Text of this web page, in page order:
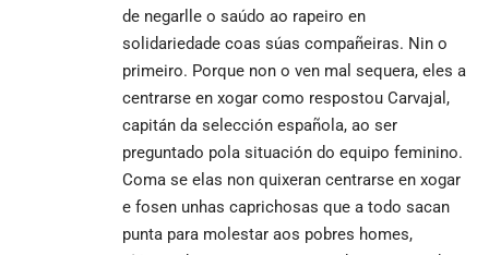
de negarlle o saúdo ao rapeiro en
solidariedade coas súas compañeiras. Nin o
primeiro. Porque non o ven mal sequera, eles a
centrarse en xogar como respostou Carvajal,
capitán da selección española, ao ser
preguntado pola situación do equipo feminino.
Coma se elas non quixeran centrarse en xogar
e fosen unhas caprichosas que a todo sacan
punta para molestar aos pobres homes,